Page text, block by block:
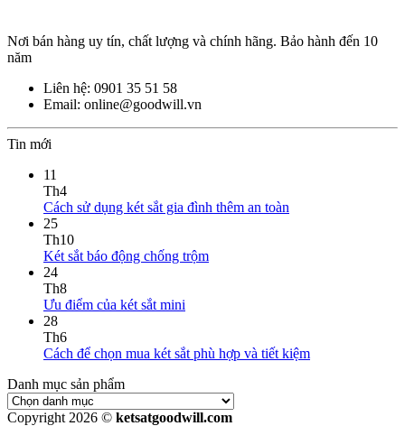
Nơi bán hàng uy tín, chất lượng và chính hãng. Bảo hành đến 10
năm
Liên hệ: 0901 35 51 58
Email: online@goodwill.vn
Tin mới
11
Th4
Cách sử dụng két sắt gia đình thêm an toàn
25
Th10
Két sắt báo động chống trộm
24
Th8
Ưu điểm của két sắt mini
28
Th6
Cách để chọn mua két sắt phù hợp và tiết kiệm
Danh mục sản phẩm
Copyright 2026 © ketsatgoodwill.com